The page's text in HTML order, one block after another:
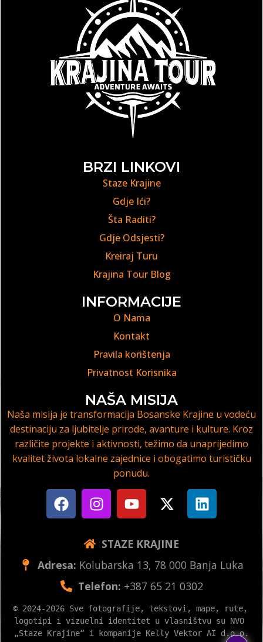
BRZI LINKOVI
Staze Krajine
Gdje Ići?
Šta Raditi?
Gdje Odsjesti?
Kreiraj Turu
Krajina Tour Blog
INFORMACIJE
O Nama
Kontakt
Pravila korištenja
Privatnost Korisnika
NAŠA MISIJA
Naša misija je transformacija Bosanske Krajine u vodeću
destinaciju za ljubitelje prirode, avanture i kulture. Kroz
različite projekte i aktivnosti, težimo da unaprijedimo
kvalitet života lokalne zajednice i obogatimo turističku
ponudu.
STAZE KRAJINE
Adresa: Kolubarska 13, 78 000 Banja Luka
Telefon: +387 65 21 0302
© 2024-2026 Sve fotografije, tekstovi, mape, rute,
logotipi i vizuelni identitet u vlasništvu su NVO
„Staze Krajine“ i kompanije Kelly Vektor AI d.o.o.